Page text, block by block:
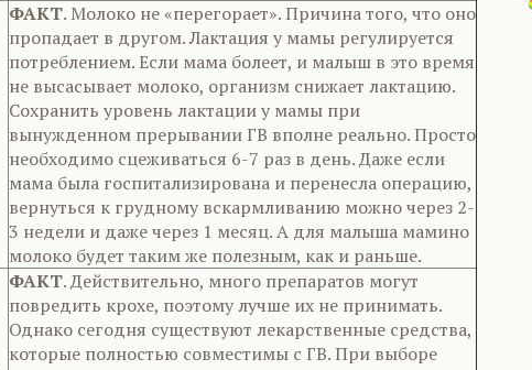
ФАКТ. Молоко не «перегорает». Причина того, что оно
пропадает в другом. Лактация у мамы регулируется
потреблением. Если мама болеет, и малыш в это время
не высасывает молоко, организм снижает лактацию.
Сохранить уровень лактации у мамы при
вынужденном прерывании ГВ вполне реально. Просто
необходимо сцеживаться 6-7 раз в день. Даже если
мама была госпитализирована и перенесла операцию,
вернуться к грудному вскармливанию можно через 2-
3 недели и даже через 1 месяц. А для малыша мамино
молоко будет таким же полезным, как и раньше.
ФАКТ. Действительно, много препаратов могут
повредить крохе, поэтому лучше их не принимать.
Однако сегодня существуют лекарственные средства,
которые полностью совместимы с ГВ. При выборе